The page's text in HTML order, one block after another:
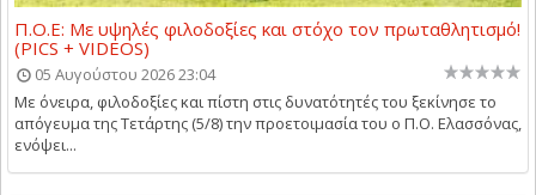
Π.Ο.Ε: Με υψηλές φιλοδοξίες και στόχο τον πρωταθλητισμό!
(PICS + VIDEOS)
05 Αυγούστου 2026 23:04
Με όνειρα, φιλοδοξίες και πίστη στις δυνατότητές του ξεκίνησε το
απόγευμα της Τετάρτης (5/8) την προετοιμασία του ο Π.Ο. Ελασσόνας,
ενόψει...